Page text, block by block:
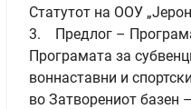
Статутот на ООУ
3. Предлог –
Програмата за
воннаставни и
во Затворениот базен